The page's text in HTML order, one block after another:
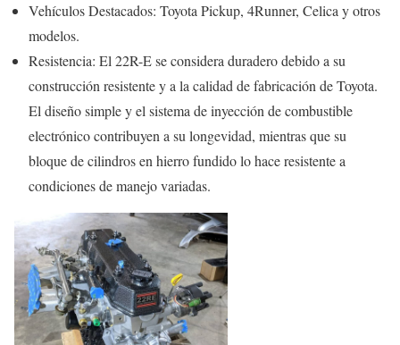
Vehículos Destacados: Toyota Pickup, 4Runner, Celica y otros
modelos.
Resistencia: El 22R-E se considera duradero debido a su
construcción resistente y a la calidad de fabricación de Toyota.
El diseño simple y el sistema de inyección de combustible
electrónico contribuyen a su longevidad, mientras que su
bloque de cilindros en hierro fundido lo hace resistente a
condiciones de manejo variadas.